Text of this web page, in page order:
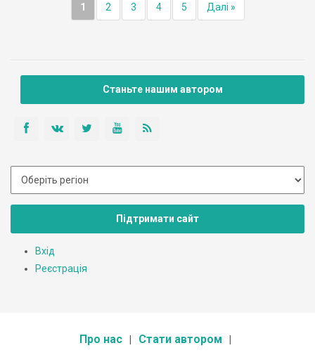
1 2 3 4 5 Далі »
Станьте нашим автором
Підтримати сайт
Вхід
Реєстрація
Про нас Стати автором